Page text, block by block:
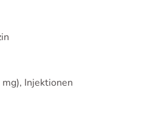
Injektionen